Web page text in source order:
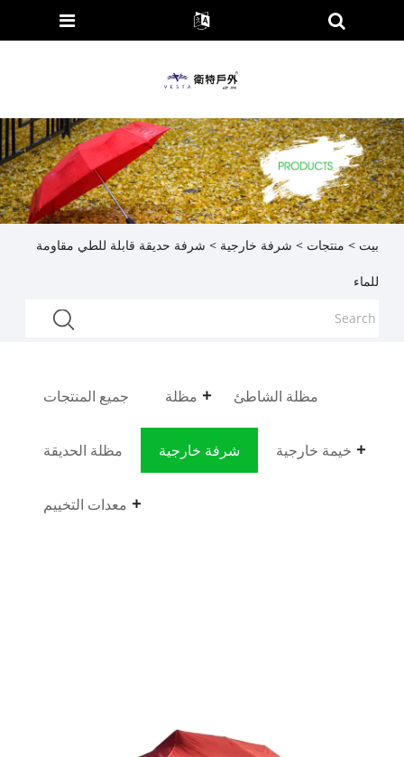
بيت > منتجات > شرفة خارجية > شرفة حديقة قابلة للطي مقاومة
للماء
جميع المنتجات مظلة مظلة الشاطئ
مظلة الحديقة شرفة خارجية خيمة خارجية
معدات التخييم